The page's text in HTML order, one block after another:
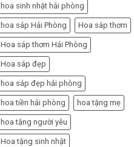
hoa sinh nhật hải phòng
hoa sáp Hải Phòng Hoa sáp thơm
Hoa sáp thơm Hải Phòng
Hoa sáp đẹp
hoa sáp đẹp hải phòng
hoa tiền hải phòng hoa tặng mẹ
hoa tặng người yêu
Hoa tặng sinh nhật